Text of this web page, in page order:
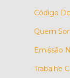
Código
Quem
Emissão
Trabalhe